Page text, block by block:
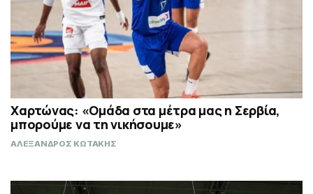
Χαρτώνας: «Ομάδα στα μέτρα μας η Σερβία,
μπορούμε να τη νικήσουμε»
ΑΛΕΞΑΝΔΡΟΣ ΚΩΤΑΚΗΣ